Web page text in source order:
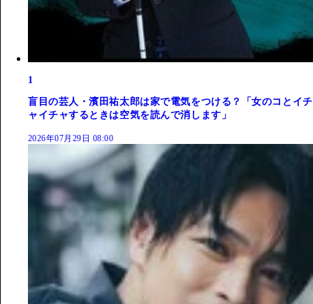
1
盲目の芸人・濱田祐太郎は家で電気をつける？「女のコとイチ
ャイチャするときは空気を読んで消します」
2026年07月29日 08:00